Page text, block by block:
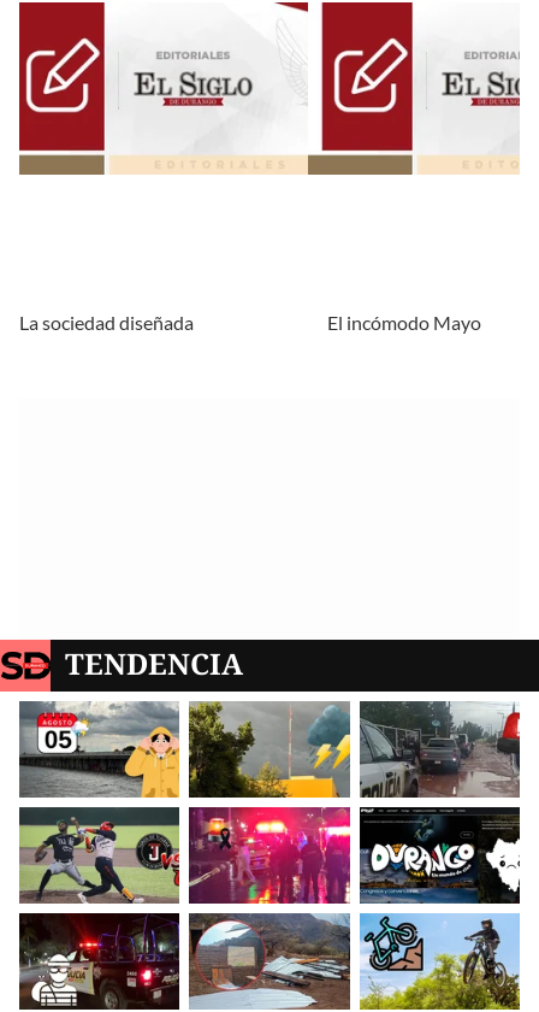
La sociedad diseñada El incómodo Mayo
TENDENCIA